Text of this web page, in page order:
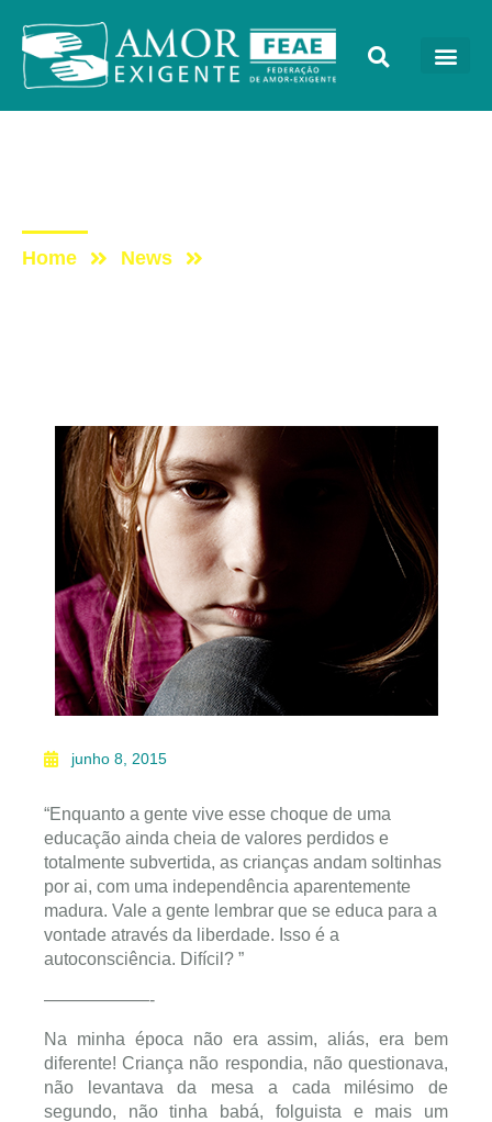
Home News
junho 8, 2015
“Enquanto a gente vive esse choque de uma
educação ainda cheia de valores perdidos e
totalmente subvertida, as crianças andam soltinhas
por ai, com uma independência aparentemente
madura. Vale a gente lembrar que se educa para a
vontade através da liberdade. Isso é a
autoconsciência. Difícil? ”
——————-
Na minha época não era assim, aliás, era bem
diferente! Criança não respondia, não questionava,
não levantava da mesa a cada milésimo de
segundo, não tinha babá, folguista e mais um